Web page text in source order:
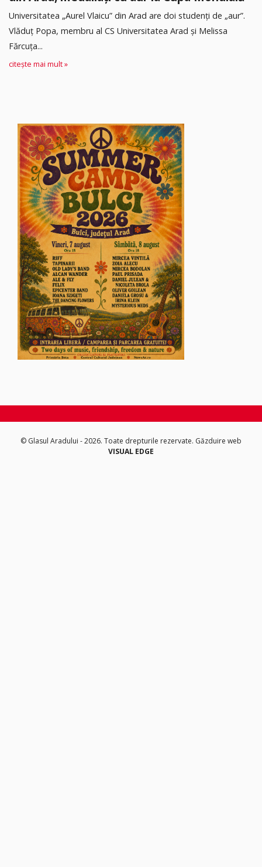
Universitatea „Aurel Vlaicu” din Arad are doi studenți de „aur”.
Vlăduț Popa, membru al CS Universitatea Arad și Melissa
Fărcuța...
citește mai mult »
© Glasul Aradului - 2026. Toate drepturile rezervate. Găzduire web
VISUAL EDGE